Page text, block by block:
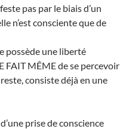
pas par le biais d’un
n’est consciente que de
possède une liberté
FAIT MÊME de se percevoir
consiste déjà en une
prise de conscience